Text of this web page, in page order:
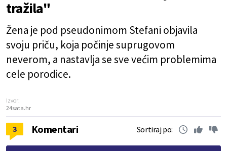
tražila"
Žena je pod pseudonimom Stefani objavila
svoju priču, koja počinje suprugovom
neverom, a nastavlja se sve većim problemima
cele porodice.
Izvor:
24sata.hr
3 Komentari Sortiraj po: